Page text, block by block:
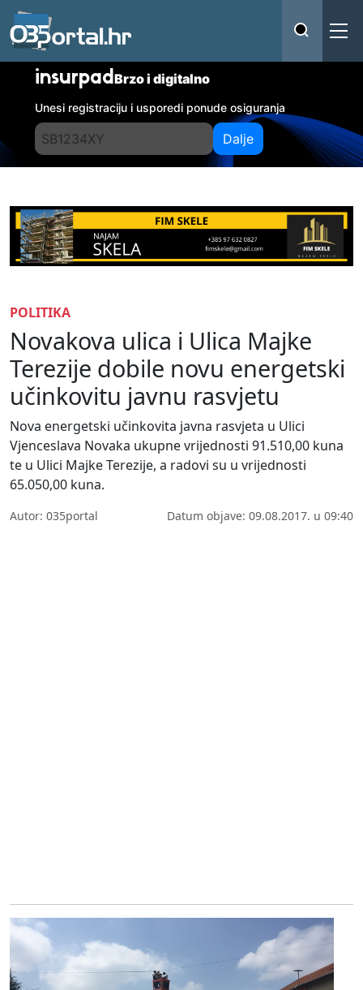
insurpadBrzo i digitalno
Unesi registraciju i usporedi ponude osiguranja
Dalje
POLITIKA
Novakova ulica i Ulica Majke
Terezije dobile novu energetski
učinkovitu javnu rasvjetu
Nova energetski učinkovita javna rasvjeta u Ulici
Vjenceslava Novaka ukupne vrijednosti 91.510,00 kuna
te u Ulici Majke Terezije, a radovi su u vrijednosti
65.050,00 kuna.
Autor: 035portal Datum objave: 09.08.2017. u 09:40